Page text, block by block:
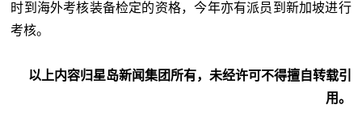
时到海外考核装备检定的资格，今年亦有派员到新加坡进行
考核。
以上内容归星岛新闻集团所有，未经许可不得擅自转载引
用。